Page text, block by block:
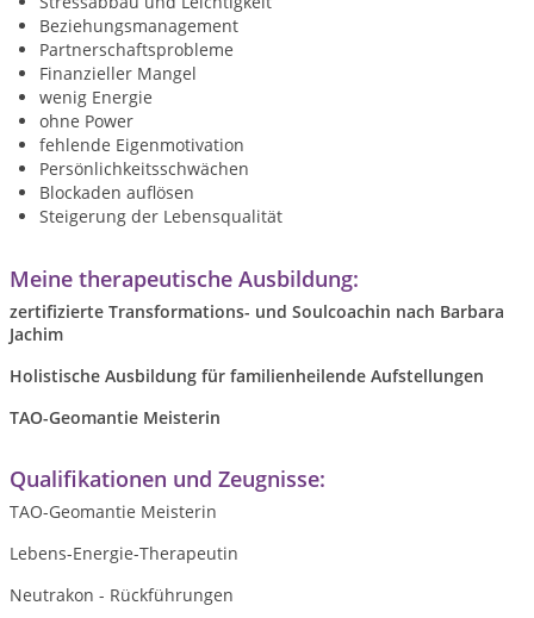
Beziehungsmanagement
Partnerschaftsprobleme
Finanzieller Mangel
wenig Energie
ohne Power
fehlende Eigenmotivation
Persönlichkeitsschwächen
Blockaden auflösen
Steigerung der Lebensqualität
Meine therapeutische Ausbildung:
zertifizierte Transformations- und Soulcoachin nach Barbara
Jachim
Holistische Ausbildung für familienheilende Aufstellungen
TAO-Geomantie Meisterin
Qualifikationen und Zeugnisse:
TAO-Geomantie Meisterin
Lebens-Energie-Therapeutin
Neutrakon - Rückführungen